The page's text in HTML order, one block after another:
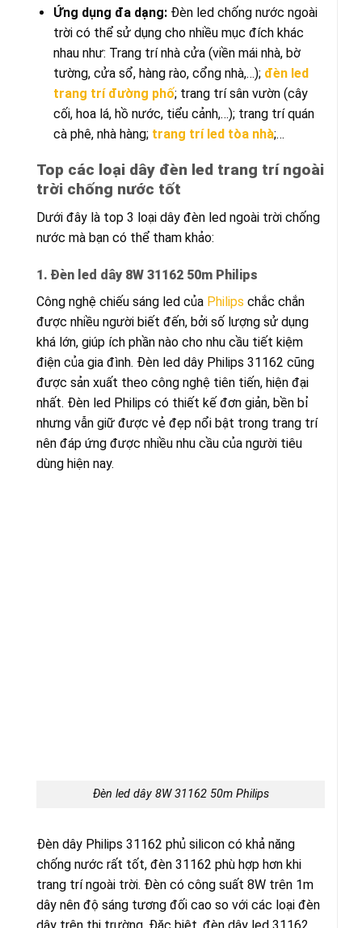
Ứng dụng đa dạng: Đèn led chống nước ngoài
trời có thể sử dụng cho nhiều mục đích khác
nhau như: Trang trí nhà cửa (viền mái nhà, bờ
tường, cửa sổ, hàng rào, cổng nhà,…); đèn led
trang trí đường phố; trang trí sân vườn (cây
cối, hoa lá, hồ nước, tiểu cảnh,…); trang trí quán
cà phê, nhà hàng; trang trí led tòa nhà;…
Top các loại dây đèn led trang trí ngoài
trời chống nước tốt
Dưới đây là top 3 loại dây đèn led ngoài trời chống
nước mà bạn có thể tham khảo:
1. Đèn led dây 8W 31162 50m Philips
Công nghệ chiếu sáng led của Philips chắc chắn
được nhiều người biết đến, bởi số lượng sử dụng
khá lớn, giúp ích phần nào cho nhu cầu tiết kiệm
điện của gia đình. Đèn led dây Philips 31162 cũng
được sản xuất theo công nghệ tiên tiến, hiện đại
nhất. Đèn led Philips có thiết kế đơn giản, bền bỉ
nhưng vẫn giữ được vẻ đẹp nổi bật trong trang trí
nên đáp ứng được nhiều nhu cầu của người tiêu
dùng hiện nay.
Đèn led dây 8W 31162 50m Philips
Đèn dây Philips 31162 phủ silicon có khả năng
chống nước rất tốt, đèn 31162 phù hợp hơn khi
trang trí ngoài trời. Đèn có công suất 8W trên 1m
dây nên độ sáng tương đối cao so với các loại đèn